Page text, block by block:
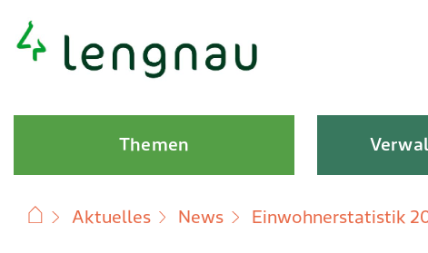
Schnellnavigation
Hauptnavigation
Themen
Aktuelles News Einwohnerstatistik